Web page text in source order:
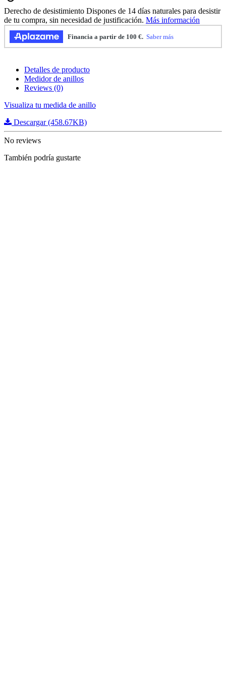
Derecho de desistimiento Dispones de 14 días naturales para desistir
de tu compra, sin necesidad de justificación. Más información
Detalles de producto
Medidor de anillos
Reviews (0)
Visualiza tu medida de anillo
Descargar (458.67KB)
No reviews
También podría gustarte